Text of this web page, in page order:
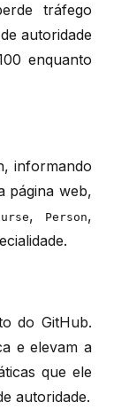
tráfego
autoridade
enquanto
informando
página web,
, Person,
do GitHub.
e elevam a
que ele
autoridade.